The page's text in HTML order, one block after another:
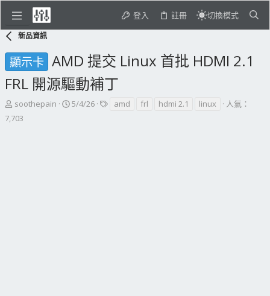
登入 註冊 切換模式
新品資訊
顯示卡 AMD 提交 Linux 首批 HDMI 2.1
FRL 開源驅動補丁
主
題
soothepain
開
5/4/26
標amd frl hdmi 2.1 linux
人氣：
7,703